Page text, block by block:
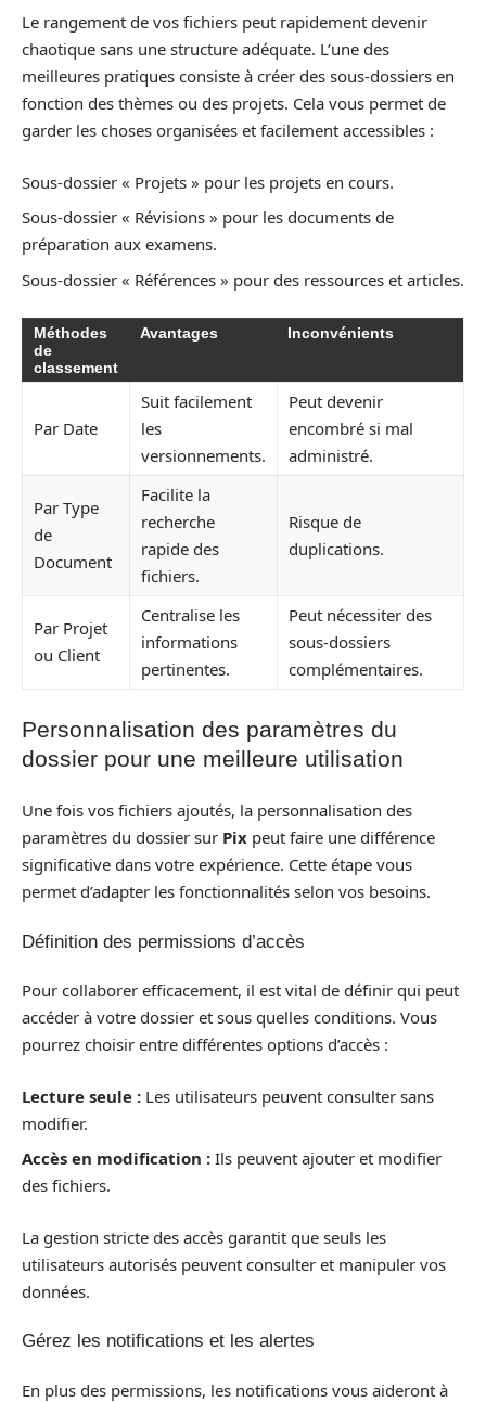
Le rangement de vos fichiers peut rapidement devenir
chaotique sans une structure adéquate. L’une des
meilleures pratiques consiste à créer des sous-dossiers en
fonction des thèmes ou des projets. Cela vous permet de
garder les choses organisées et facilement accessibles :
Sous-dossier « Projets » pour les projets en cours.
Sous-dossier « Révisions » pour les documents de
préparation aux examens.
Sous-dossier « Références » pour des ressources et articles.
Méthodes
de
classement
Avantages Inconvénients
Par Date
Suit facilement
les
versionnements.
Peut devenir
encombré si mal
administré.
Par Type
de
Document
Facilite la
recherche
rapide des
fichiers.
Risque de
duplications.
Par Projet
ou Client
Centralise les
informations
pertinentes.
Peut nécessiter des
sous-dossiers
complémentaires.
Personnalisation des paramètres du
dossier pour une meilleure utilisation
Une fois vos fichiers ajoutés, la personnalisation des
paramètres du dossier sur Pix peut faire une différence
significative dans votre expérience. Cette étape vous
permet d’adapter les fonctionnalités selon vos besoins.
Définition des permissions d’accès
Pour collaborer efficacement, il est vital de définir qui peut
accéder à votre dossier et sous quelles conditions. Vous
pourrez choisir entre différentes options d’accès :
Lecture seule : Les utilisateurs peuvent consulter sans
modifier.
Accès en modification : Ils peuvent ajouter et modifier
des fichiers.
La gestion stricte des accès garantit que seuls les
utilisateurs autorisés peuvent consulter et manipuler vos
données.
Gérez les notifications et les alertes
En plus des permissions, les notifications vous aideront à